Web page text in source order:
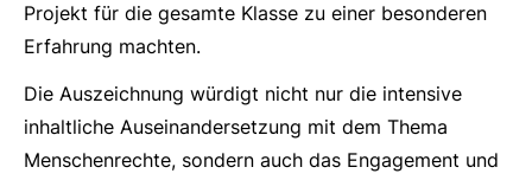
Projekt für die gesamte Klasse zu einer besonderen
Erfahrung machten.
Die Auszeichnung würdigt nicht nur die intensive
inhaltliche Auseinandersetzung mit dem Thema
Menschenrechte, sondern auch das Engagement und